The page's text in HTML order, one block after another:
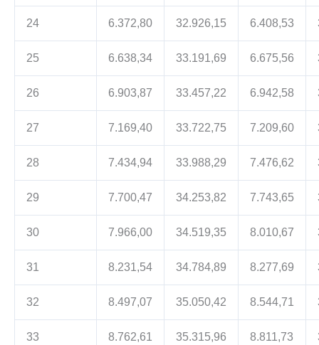
24 6.372,80 32.926,15 6.408,53
25 6.638,34 33.191,69 6.675,56
26 6.903,87 33.457,22 6.942,58
27 7.169,40 33.722,75 7.209,60
28 7.434,94 33.988,29 7.476,62
29 7.700,47 34.253,82 7.743,65
30 7.966,00 34.519,35 8.010,67
31 8.231,54 34.784,89 8.277,69
32 8.497,07 35.050,42 8.544,71
33 8.762,61 35.315,96 8.811,73